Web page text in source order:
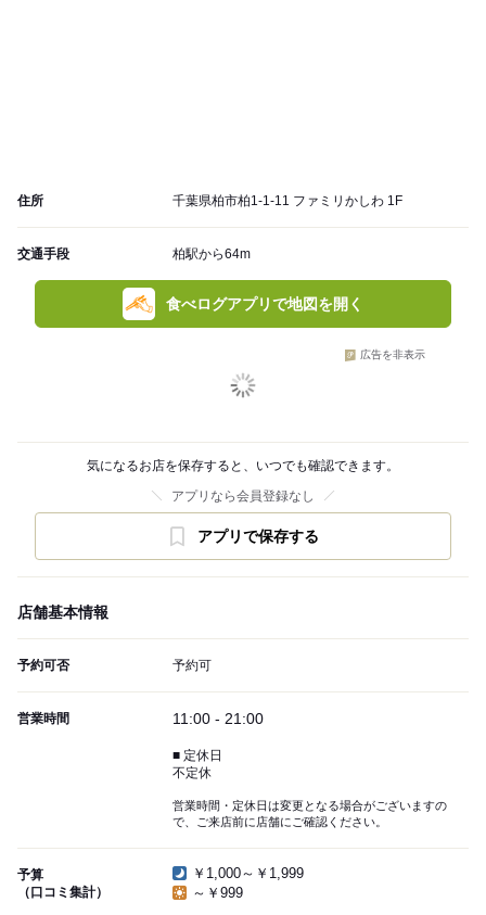
住所 千葉県柏市柏1-1-11 ファミリかしわ 1F
交通手段 柏駅から64m
食べログアプリで地図を開く
広告を非表示
気になるお店を保存すると、いつでも確認できます。
アプリなら会員登録なし
アプリで保存する
店舗基本情報
予約可否 予約可
営業時間 11:00 - 21:00
■ 定休日
不定休
営業時間・定休日は変更となる場合がございますの
で、ご来店前に店舗にご確認ください。
予算
（口コミ集計）
￥1,000～￥1,999
～￥999